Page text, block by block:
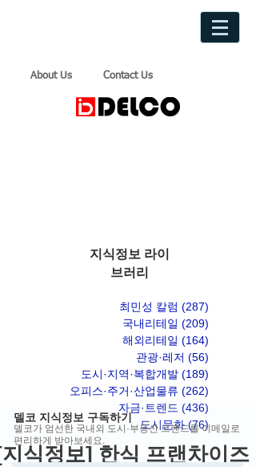
About Us Contact Us
지식정보 라이
브러리
최민성 칼럼 (287)
국내리테일 (209)
해외리테일 (164)
관광·레저 (56)
도시·지역·복합개발 (189)
오피스·주거·산업물류 (262)
자금·트렌드 (436)
도시문화 (76)게시물 76
식정보] 한식 프랜차이즈
델코 지식정보 구독하기
델코가 엄선한 국내외 도시·부동산 트렌드를 이메일로
편리하게 받아보세요.